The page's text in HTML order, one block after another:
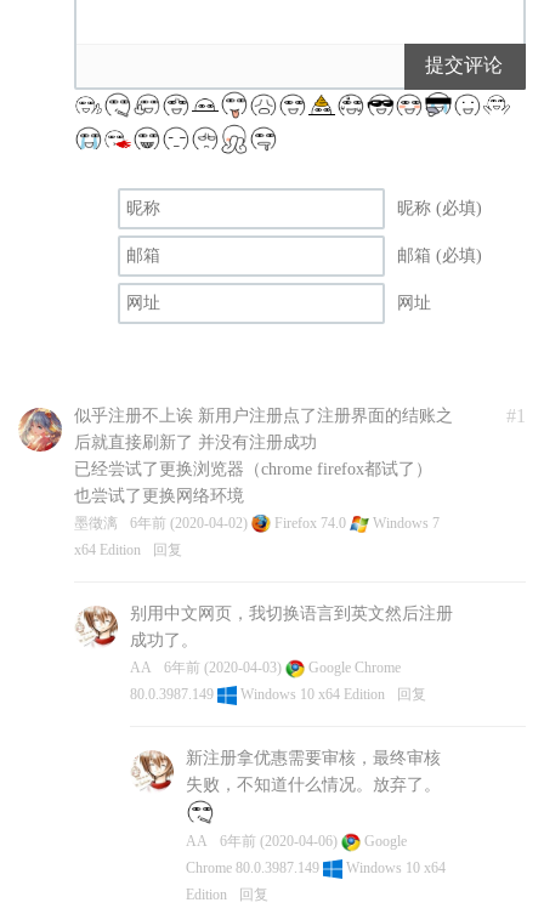
提交评论
昵称 (必填)
邮箱 (必填)
网址
#1
似乎注册不上诶 新用户注册点了注册界面的结账之
后就直接刷新了 并没有注册成功
已经尝试了更换浏览器（chrome firefox都试了）
也尝试了更换网络环境
墨徵漓 6年前 (2020-04-02) Firefox 74.0
Windows 7
x64 Edition
回复
别用中文网页，我切换语言到英文然后注册
成功了。
AA 6年前 (2020-04-03)
Google Chrome
80.0.3987.149
Windows 10 x64 Edition 回复
新注册拿优惠需要审核，最终审核
失败，不知道什么情况。放弃了。
AA 6年前 (2020-04-06)
Google
Chrome 80.0.3987.149
Windows 10 x64
Edition
回复